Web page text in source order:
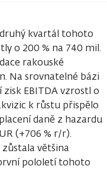
kvartál tohoto
o 200 % na 740 mil.
rakouské
Na srovnatelné bázi
EBITDA vzrostl o
k růstu přispělo
daně z hazardu
(+706 % r/r).
většina
pololetí tohoto